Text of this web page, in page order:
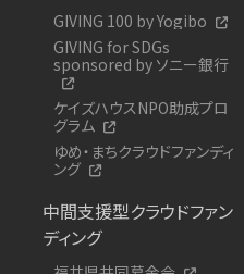
GIVING 100 by Yogibo
GIVING for SDGs
sponsored by ソニー銀行
ケイズハウスNPO助成プロ
グラム
ゆめ・まちクラウドファンディ
ング
中間支援型クラウドファン
ディング